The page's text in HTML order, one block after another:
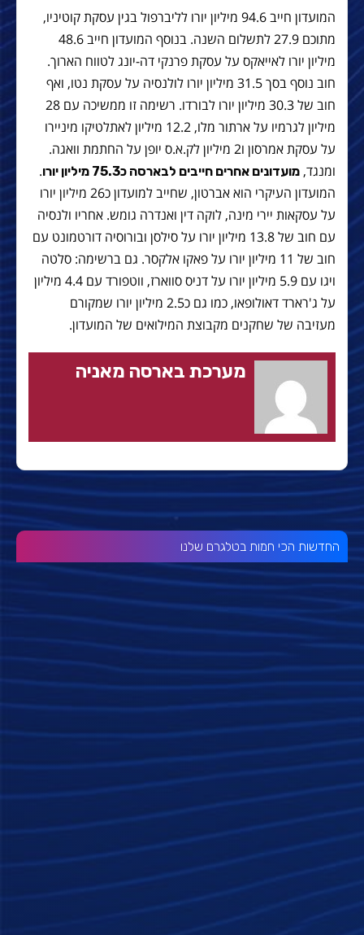
המועדון חייב 94.6 מיליון יורו לליברפול בגין עסקת קוטיניו,
מתוכם 27.9 לתשלום השנה. בנוסף המועדון חייב 48.6
מיליון יורו לאייאקס על עסקת פרנקי דה-יונג לטווח הארוך.
חוב נוסף בסך 31.5 מיליון יורו לולנסיה על עסקת נטו, ואף
חוב של 30.3 מיליון יורו לבורדו. רשימה זו ממשיכה עם 28
מיליון לגרמיו על ארתור מלו, 12.2 מיליון לאתלטיקו מיניירו
על עסקת אמרסון ו2 מיליון לק.א.ס יופן על החתמת וואגה.
ומנגד, מועדונים אחרים חייבים לבארסה כ75.3 מיליון יורו
.
המועדון העיקרי הוא אברטון, שחייב למועדון כ26 מיליון יורו
על עסקאות יירי מינה, לוקה דין ואנדרה גומש. אחריו ולנסיה
עם חוב של 13.8 מיליון יורו על סילסן ובורוסיה דורטמונט עם
חוב של 11 מיליון יורו על פאקו אלקסר. גם ברשימה: סלטה
ויגו עם 5.9 מיליון יורו על דניס סווארז, ווטפורד עם 4.4 מיליון
על ג'רארד דאולופאו, כמו גם כ2.5 מיליון יורו שמקורם
מעזיבה של שחקנים מקבוצת המילואים של המועדון.
מערכת בארסה מאניה
החדשות הכי חמות בטלגרם שלנו